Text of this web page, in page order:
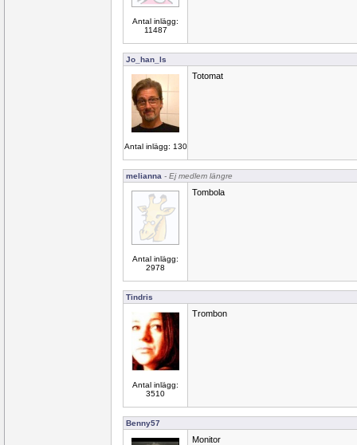
Antal inlägg:
11487
Jo_han_ls
Antal inlägg: 130
Totomat
melianna - Ej medlem längre
Antal inlägg:
2978
Tombola
Tindris
Antal inlägg:
3510
Trombon
Benny57
Monitor